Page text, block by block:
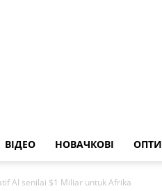
ВІДЕО НОВАЧКОВІ
AI senilai $1 Miliar untuk Afrika